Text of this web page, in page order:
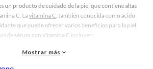
un producto de cuidado de la piel que contiene altas
C. Lavitamina C, también conocida como ácido
que puede ofrecer varios beneficios para la piel.
de sérum con vitamina C incluyen:
problemas específicos de la piel, como la
y la opacidad.
Mostrar más